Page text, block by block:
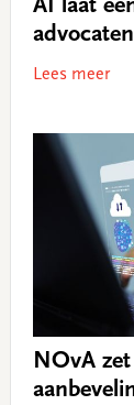
AI laat
Lees meer
NOvA